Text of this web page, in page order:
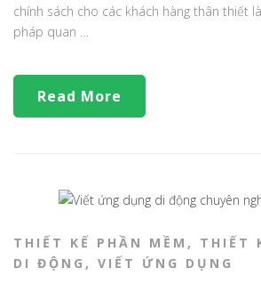
chính sách cho các khách hàng thân thiết
pháp quan …
Read More
THIẾT KẾ PHẦN MỀM , THIẾT
DI ĐỘNG , VIẾT ỨNG DỤNG